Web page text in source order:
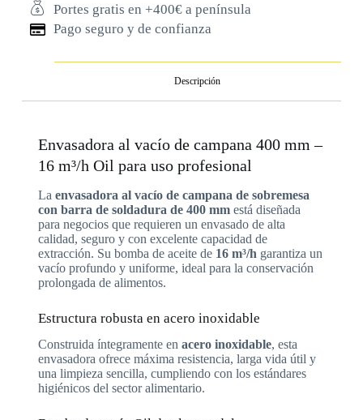
Portes gratis en +400€ a península
Pago seguro y de confianza
Descripción
Envasadora al vacío de campana 400 mm –
16 m³/h Oil para uso profesional
La envasadora al vacío de campana de sobremesa
con barra de soldadura de 400 mmestá diseñada
para negocios que requieren un envasado de alta
calidad, seguro y con excelente capacidad de
extracción. Su bomba de aceite de 16 m³/h garantiza un
vacío profundo y uniforme, ideal para la conservación
prolongada de alimentos.
Estructura robusta en acero inoxidable
Construida íntegramente en acero inoxidable, esta
envasadora ofrece máxima resistencia, larga vida útil y
una limpieza sencilla, cumpliendo con los estándares
higiénicos del sector alimentario.